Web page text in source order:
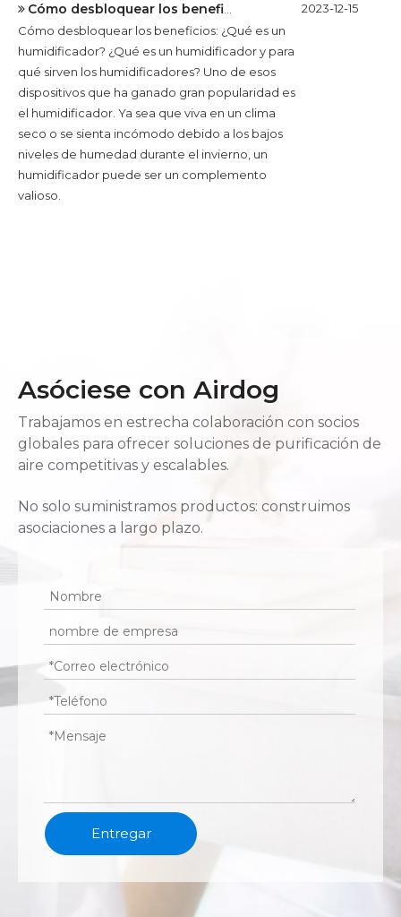
Cómo desbloquear los beneficios: ¿Qué es un humidificador?
Cómo desbloquear los beneficios: ¿Qué es un
humidificador? ¿Qué es un humidificador y para
qué sirven los humidificadores? Uno de esos
dispositivos que ha ganado gran popularidad es
el humidificador. Ya sea que viva en un clima
seco o se sienta incómodo debido a los bajos
niveles de humedad durante el invierno, un
humidificador puede ser un complemento
valioso.
2023-12-15
Asóciese con Airdog
Trabajamos en estrecha colaboración con socios
globales para ofrecer soluciones de purificación de
aire competitivas y escalables.
No solo suministramos productos: construimos
asociaciones a largo plazo.
Entregar